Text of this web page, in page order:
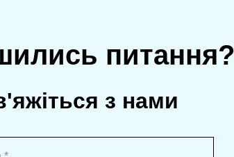
питання?
з нами